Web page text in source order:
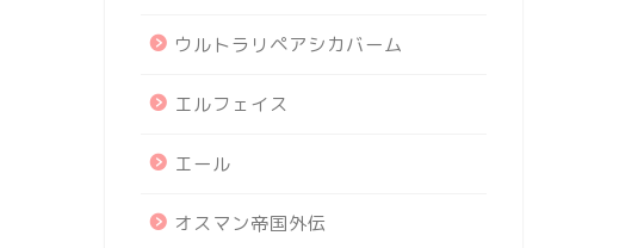
ウルトラリペアシカバーム
エルフェイス
エール
オスマン帝国外伝